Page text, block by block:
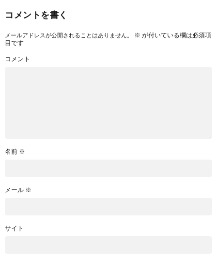
コメントを書く
メールアドレスが公開されることはありません。 ※ が付いている欄は必須項
目です
コメント
名前 ※
メール ※
サイト